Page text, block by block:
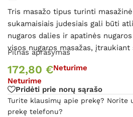
Tris masažo tipus turinti
sukamaisiais judesiais gali būti
nugaros dalies ir apatinės
visos nugaros masažas, įtraukiant
Pilnas aprašymas
172,80 €Neturime
Neturime
Pridėti prie norų sąrašo
Turite klausimų apie prekę? Norite
prekę telefonu?